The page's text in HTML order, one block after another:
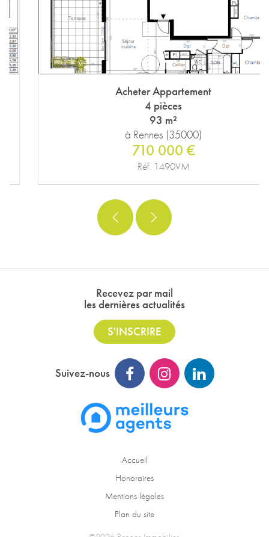
Acheter Appartement
4 pièces
à Rennes (35000)
710 000 €
Réf. 1490VM
Recevez par mail
les dernières actualités
S'INSCRIRE
Suivez-nous
Accueil
Honoraires
Mentions légales
Plan du site